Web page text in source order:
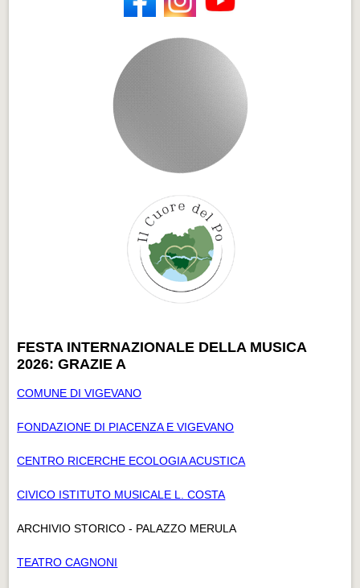
FESTA INTERNAZIONALE DELLA MUSICA
2026: GRAZIE A
COMUNE DI VIGEVANO
FONDAZIONE DI PIACENZA E VIGEVANO
CENTRO RICERCHE ECOLOGIA ACUSTICA
CIVICO ISTITUTO MUSICALE L. COSTA
ARCHIVIO STORICO - PALAZZO MERULA
TEATRO CAGNONI